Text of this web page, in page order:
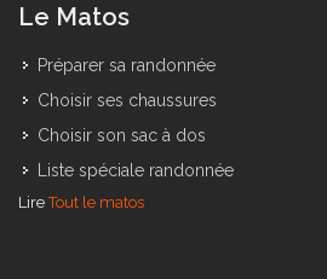
Le Matos
Préparer sa randonnée
Choisir ses chaussures
Choisir son sac à dos
Liste spéciale randonnée
LireTout le matos